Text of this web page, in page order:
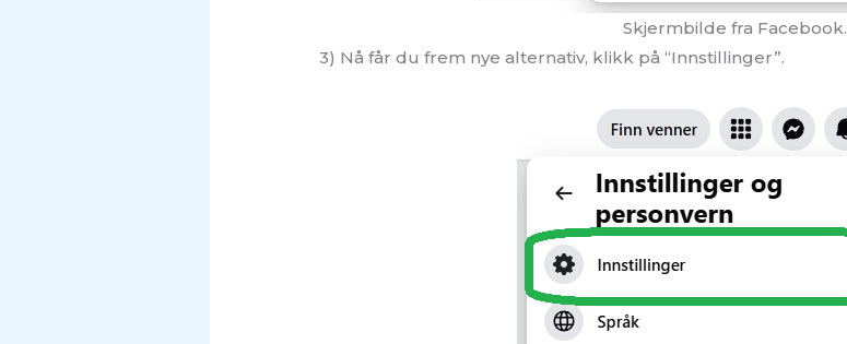
Skjermbilde fra Facebook.
3) Nå får du frem nye alternativ, klikk på “Innstillinger”.